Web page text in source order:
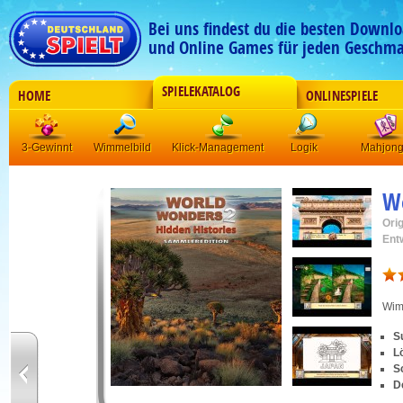
Bei uns findest du die besten
und Online Games für jeden
HOME SPIELEKATALOG ONLINESPIELE
3-Gewinnt Wimmelbild Klick-Management Logik Mahjong